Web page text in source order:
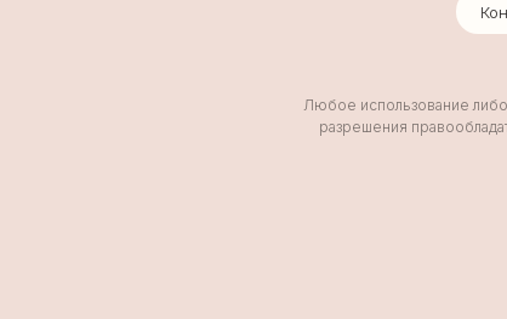
Любое использование
разрешения